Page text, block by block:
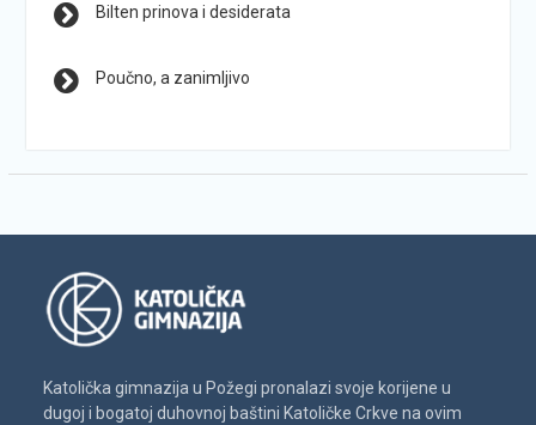
Bilten prinova i desiderata
Poučno, a zanimljivo
Katolička gimnazija u Požegi pronalazi svoje korijene u
dugoj i bogatoj duhovnoj baštini Katoličke Crkve na ovim